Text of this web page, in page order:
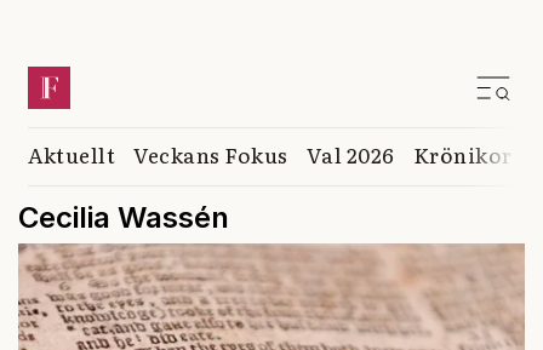
Aktuellt Veckans Fokus Val 2026 Krönikor
Cecilia Wassén